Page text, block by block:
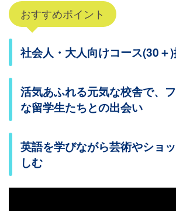
おすすめポイント
社会人・大人向けコース(30＋
活気あふれる元気な校舎で、
な留学生たちとの出会い
英語を学びながら芸術やショ
しむ